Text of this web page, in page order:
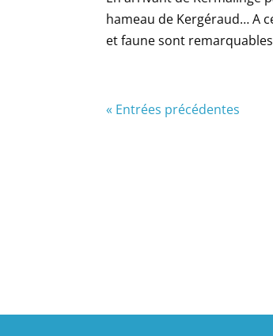
hameau de Kergéraud… A
et faune sont
« Entrées précédentes